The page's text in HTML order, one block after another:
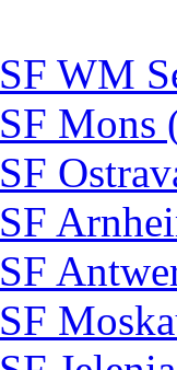
WM
Mons